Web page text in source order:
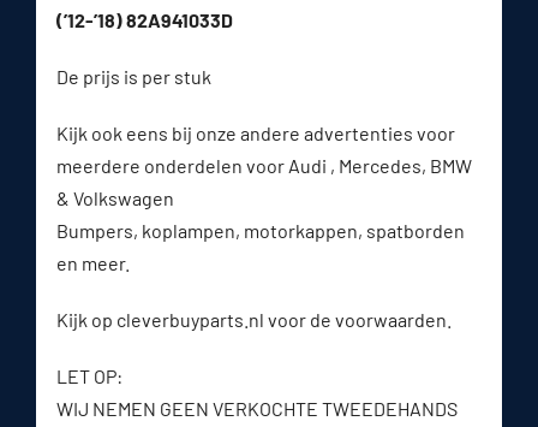
(’12-’18) 82A941033D
De prijs is per stuk
Kijk ook eens bij onze andere advertenties voor
meerdere onderdelen voor Audi , Mercedes, BMW
& Volkswagen
Bumpers, koplampen, motorkappen, spatborden
en meer.
Kijk op cleverbuyparts.nl voor de voorwaarden.
LET OP:
WIJ NEMEN GEEN VERKOCHTE TWEEDEHANDS